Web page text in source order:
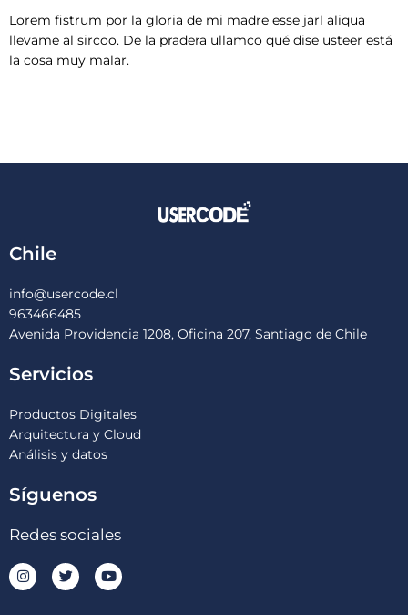
Lorem fistrum por la gloria de mi madre esse jarl aliqua
llevame al sircoo. De la pradera ullamco qué dise usteer está
la cosa muy malar.
Chile
info@usercode.cl
963466485
Avenida Providencia 1208, Oficina 207, Santiago de Chile
Servicios
Productos Digitales
Arquitectura y Cloud
Análisis y datos
Síguenos
Redes sociales
I
n
s
T
w
i
Y
o
u